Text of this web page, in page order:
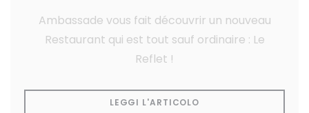
Ambassade vous fait découvrir un nouveau
Restaurant qui est tout sauf ordinaire : Le
Reflet !
LEGGI L'ARTICOLO